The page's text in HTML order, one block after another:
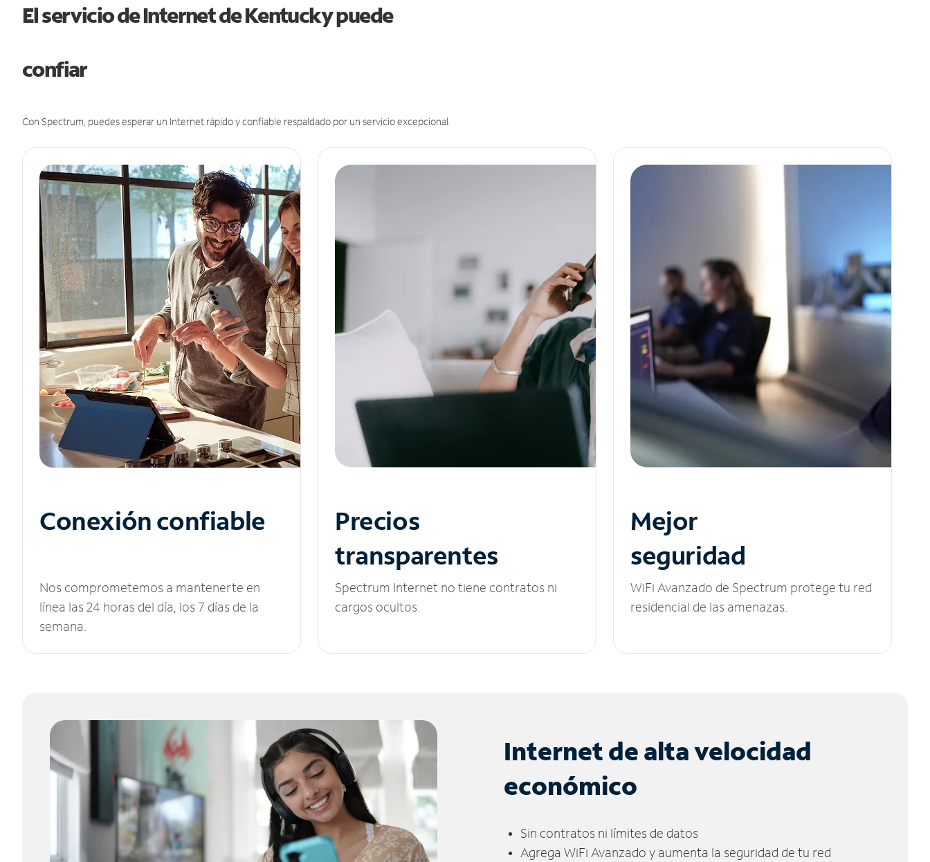
El servicio de Internet de Kentucky puede
confiar
Con Spectrum, puedes esperar un Internet rápido y confiable respaldado por un servicio excepcional.
Conexión confiable
Nos comprometemos a mantenerte en
línea las 24 horas del día, los 7 días de la
semana.
Precios
transparentes
Spectrum Internet no tiene contratos ni
cargos ocultos.
Mejor
seguridad
WiFi Avanzado de Spectrum protege tu red
residencial de las amenazas.
Internet de alta velocidad
económico
Sin contratos ni límites de datos
Agrega WiFi Avanzado y aumenta la seguridad de tu red